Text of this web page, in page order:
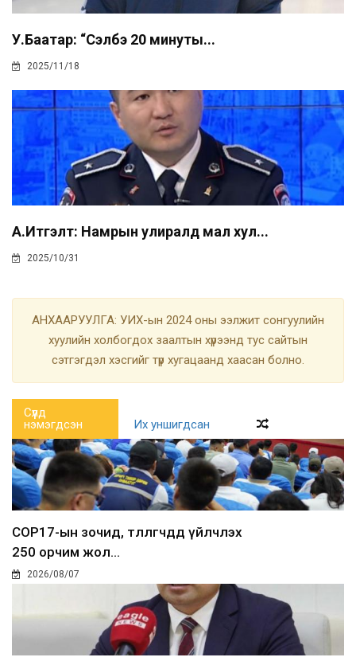
У.Баатар: “Сэлбэ 20 минуты...
2025/11/18
А.Итгэлт: Намрын улиралд мал хул...
2025/10/31
АНХААРУУЛГА: УИХ-ын 2024 оны ээлжит сонгуулийн
хуулийн холбогдох заалтын хүрээнд тус сайтын
сэтгэгдэл хэсгийг түр хугацаанд хаасан болно.
Сүүлд
нэмэгдсэн
Их уншигдсан
COP17-ын зочид, төлөөлөгчдөд үйлчлэх
250 орчим жол...
2026/08/07